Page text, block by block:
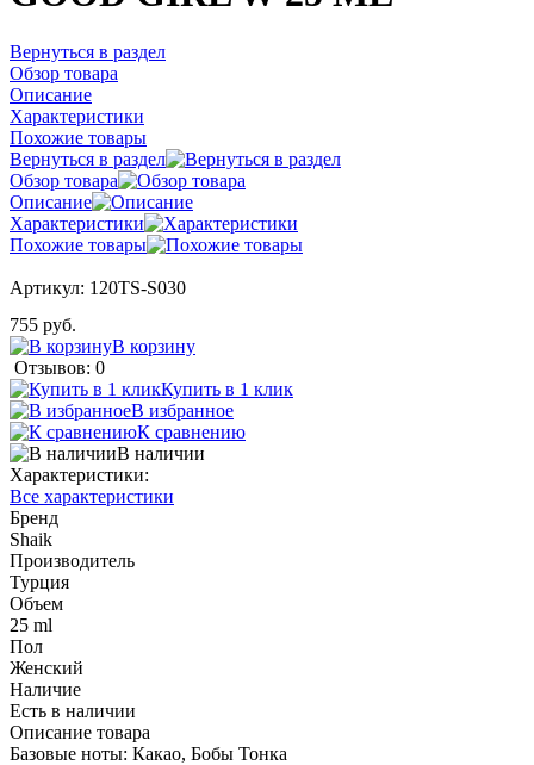
Вернуться в раздел
Обзор товара
Описание
Характеристики
Похожие товары
Вернуться в раздел
Обзор товара
Описание
Характеристики
Похожие товары
Артикул: 120TS-S030
755 руб.
В корзину
Отзывов: 0
Купить в 1 клик
В избранное
К сравнению
В наличии
Характеристики:
Все характеристики
Бренд
Shaik
Производитель
Турция
Объем
25 ml
Пол
Женский
Наличие
Есть в наличии
Описание товара
Базовые ноты: Какао, Бобы Тонка